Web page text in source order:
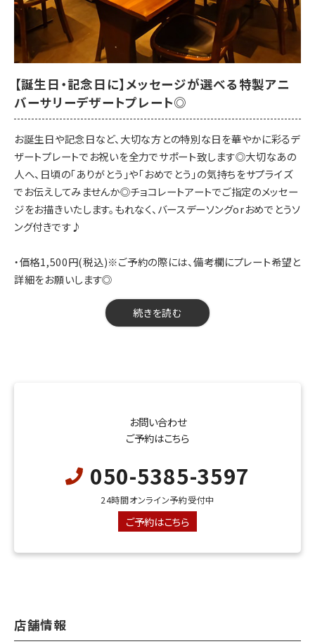
サッポロ生ビール 黒ラベル
■ワイン
赤、白
■サワー
酎ハイ、ウーロンハイ、 緑茶ハイ
レモンサワー、シークァーサーサワー
■ウイスキー
■カクテル
ジントニック、 カシスソーダ、
カシスウーロン、ウオッカトニック
■梅酒
ソーダ割、 ロック、水割り
■焼酎(芋・麦)
ロック、水割り
■ソフトドリンク
コカ・コーラ、ジンジャーエル、
ウーロン茶、グレープフルーツジュース
写真はイメージです。
人数変更は前日までお願いします。
食材の仕入れ状況によっては、内容を変更する場合が
ございます。予めご了承ください。
【誕生日・記念日に】メッセージが選べる特製アニ
バーサリーデザートプレート◎
お誕生日や記念日など、大切な方との特別な日を華やかに彩るデ
ザートプレートでお祝いを全力でサポート致します◎大切なあの
人へ、日頃の「ありがとう」や「おめでとう」の気持ちをサプライズ
でお伝えしてみませんか◎チョコレートアートでご指定のメッセー
ジをお描きいたします。もれなく、バースデーソングorおめでとうソ
ング付きです♪
・価格1,500円(税込)※ご予約の際には、備考欄にプレート希望と
詳細をお願いします◎
続きを読む
【料金】1,500円（税込）
【利用可能曜日】月・火・水・木・金
・宴会コース、デザートプレートなど当日予約はお電話にてお願い
※ご予約の際には、備考欄にデザートプレート希望と詳細をお書
きください◎
※当日のお問い合わせは、お電話にてお願いいたします。
お問い合わせ
ご予約はこちら
050-5385-3597
24時間オンライン予約受付中
ご予約はこちら
店舗情報